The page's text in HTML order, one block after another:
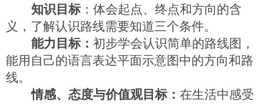
知识目标：体会起点、终点和方向的含
义，了解认识路线需要知道三个条件。
能力目标： 初步学会认识简单的路线图，
能用自己的语言表达平面示意图中的方向和路
线。
情感、态度与价值观目标： 在生活中感受